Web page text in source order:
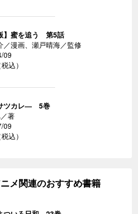
】蜜を追う 第5話
／漫画、瀬戸晴海／監修
09
込）
ツカレ― 5巻
著
09
込）
メ関連のおすすめ書籍